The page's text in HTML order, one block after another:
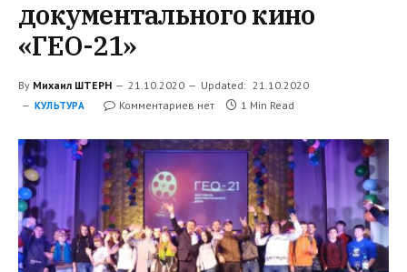
документального кино
«ГЕО-21»
By Михаил ШТЕРН 21.10.2020 Updated: 21.10.2020
КУЛЬТУРА Комментариев нет 1 Min Read